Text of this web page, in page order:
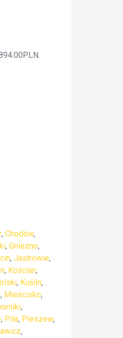
, Chodów,
, Gniezno,
, Jastrowie,
, Kościan,
, Kuślin,
, Mieścisko,
,
, Piła, Pleszew,
,